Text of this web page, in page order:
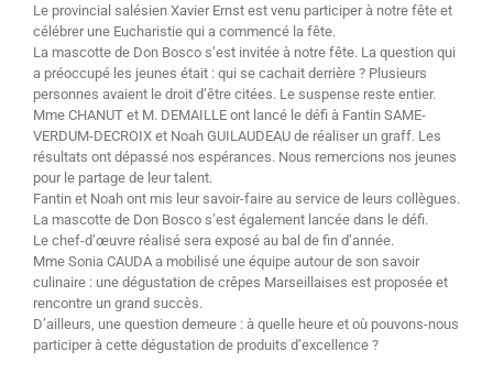
Le provincial salésien Xavier Ernst est venu participer à notre fête et
célébrer une Eucharistie qui a commencé la fête.
La mascotte de Don Bosco s’est invitée à notre fête. La question qui
a préoccupé les jeunes était : qui se cachait derrière ? Plusieurs
personnes avaient le droit d’être citées. Le suspense reste entier.
Mme CHANUT et M. DEMAILLE ont lancé le défi à Fantin SAME-
VERDUM-DECROIX et Noah GUILAUDEAU de réaliser un graff. Les
résultats ont dépassé nos espérances. Nous remercions nos jeunes
pour le partage de leur talent.
Fantin et Noah ont mis leur savoir-faire au service de leurs collègues.
La mascotte de Don Bosco s’est également lancée dans le défi.
Le chef-d’œuvre réalisé sera exposé au bal de fin d’année.
Mme Sonia CAUDA a mobilisé une équipe autour de son savoir
culinaire : une dégustation de crêpes Marseillaises est proposée et
rencontre un grand succès.
D’ailleurs, une question demeure : à quelle heure et où pouvons-nous
participer à cette dégustation de produits d’excellence ?